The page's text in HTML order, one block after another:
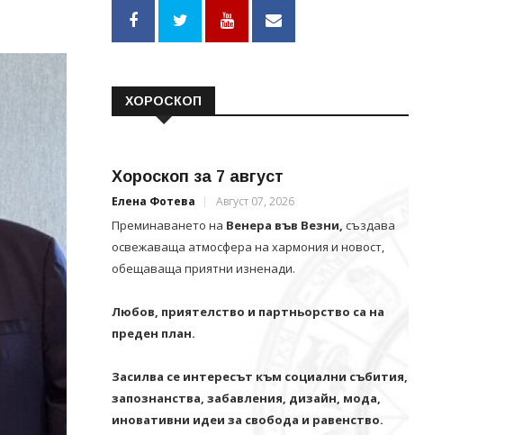
ХОРОСКОП
Хороскоп за 7 август
Елена Фотева Август 07, 2026
Преминаването на Венера във Везни, създава
освежаваща атмосфера на хармония и новост,
обещаваща приятни изненади.
Любов, приятелство и партньорство са на
преден план.
Засилва се интересът към социални събития,
запознанства, забавления, дизайн, мода,
иновативни идеи за свобода и равенство.